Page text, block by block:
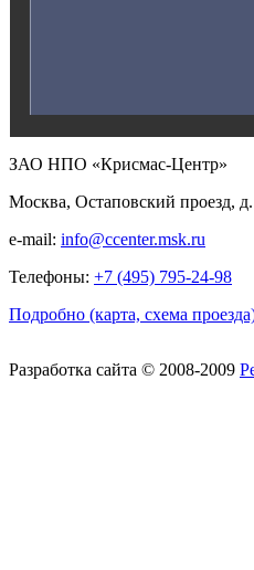
ЗАО НПО «Крисмас-Центр»
Москва, Остаповский проезд,
e-mail: info@ccenter.msk.ru
Телефоны: +7 (495) 795-24-98
Подробно (карта, схема
Разработка сайта © 2008-2009